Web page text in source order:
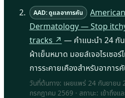
AAD: ดูแลอาการคัน
Dermatology — Stop
tracks ↗ — คำแนะนำ 24 กั
ผ้าเย็นหมาด มอยส์เจอไรเซอ
การระคายเคืองสำหรับอาการ
วันที่ต้นทาง: เผยแพร่ 24 กันยายน
กรกฎาคม 2569 · สถานะ: เข้าถึงแ